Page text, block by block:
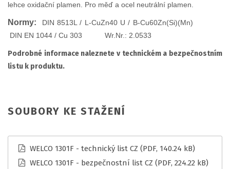
lehce oxidační plamen. Pro měď a ocel neutrální plamen.
Normy: DIN 8513L / L-CuZn40 U / B-Cu60Zn(Si)(Mn)
DIN EN 1044 / Cu 303 Wr.Nr.: 2.0533
Podrobné informace naleznete v technickém a bezpečnostním
listu k produktu.
SOUBORY KE STAŽENÍ
WELCO 1301F - technický list CZ (PDF, 140.24 kB)
WELCO 1301F - bezpečnostní list CZ (PDF, 224.22 kB)